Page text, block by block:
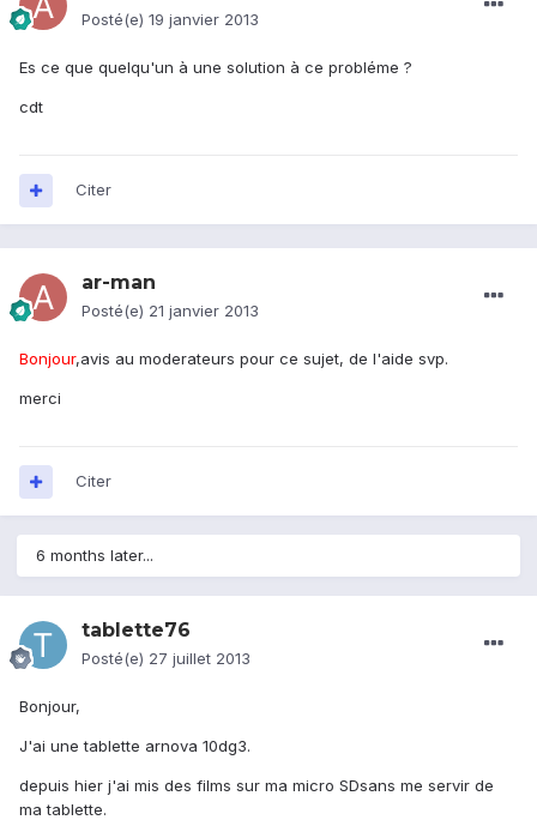
Posté(e) 19 janvier 2013
Es ce que quelqu'un à une solution à ce probléme ?
cdt
Citer
ar-man
Posté(e) 21 janvier 2013
Bonjour,avis au moderateurs pour ce sujet, de l'aide svp.
merci
Citer
6 months later...
tablette76
Posté(e) 27 juillet 2013
Bonjour,
J'ai une tablette arnova 10dg3.
depuis hier j'ai mis des films sur ma micro SDsans me servir de
ma tablette.